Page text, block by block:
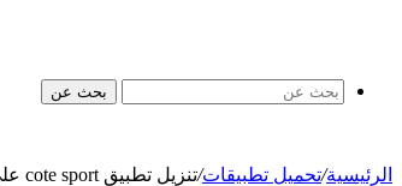
بحث عن
الرئيسية/تحميل تطبيقات/تنزيل تطبيق cote sport على هواتف أندرويد و iphone آخر تحديث 2025